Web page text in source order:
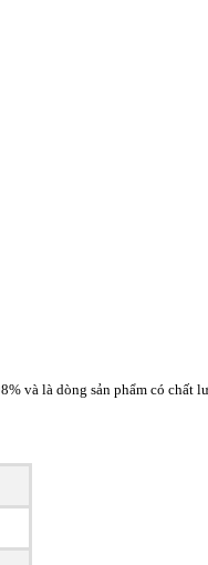
và là dòng sản phẩm có chất